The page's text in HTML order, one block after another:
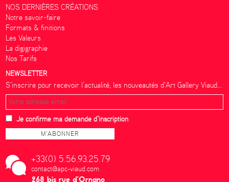
NOS DERNIÈRES CRÉATIONS
Notre savoir-faire
Formats & finitions
Les Valeurs
La digigraphie
Nos Tarifs
NEWSLETTER
S’inscrire pour recevoir l’actualité, les nouveautés d’Art Gallery Viaud...
Je confirme ma demande d'inscription
+33(0) 5.56.93.25.79
contact@apc-viaud.com
268 bis rue d’Ornano